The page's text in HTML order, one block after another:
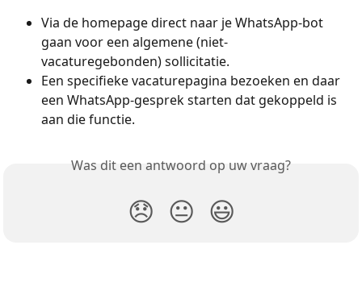
Via de homepage direct naar je WhatsApp-bot
gaan voor een algemene (niet-
vacaturegebonden) sollicitatie.
Een specifieke vacaturepagina bezoeken en daar
een WhatsApp-gesprek starten dat gekoppeld is
aan die functie.
Was dit een antwoord op uw vraag?
😞 😐 😃